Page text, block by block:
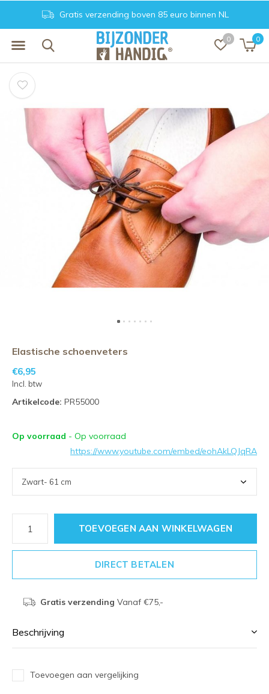
0 0
Gratis verzending boven 85 euro binnen NL
Elastische schoenveters
€6,95
Incl. btw
Artikelcode: PR55000
Op voorraad - Op voorraad
https://www.youtube.com/embed/eohAkLQJqRA
TOEVOEGEN AAN WINKELWAGEN
DIRECT BETALEN
Gratis verzending Vanaf €75,-
Beschrijving
Toevoegen aan vergelijking